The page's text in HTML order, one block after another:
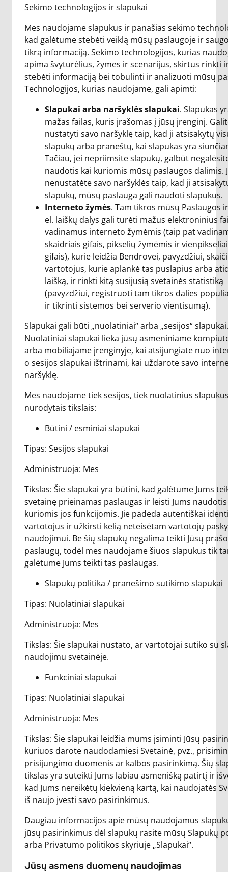
Sekimo technologijos ir slapukai
Mes naudojame slapukus ir panašias sekimo
kad galėtume stebėti veiklą mūsų paslaugoje ir
tikrą informaciją. Sekimo technologijos, kurias
apima švyturėlius, žymes ir scenarijus, skirtus rinkti
stebėti informaciją bei tobulinti ir analizuoti mūsų
Technologijos, kurias naudojame, gali apimti:
Slapukai arba naršyklės slapukai. Slapukas
mažas failas, kuris įrašomas į jūsų įrenginį.
nustatyti savo naršyklę taip, kad ji atsisakytų
slapukų arba praneštų, kai slapukas yra
Tačiau, jei nepriimsite slapukų, galbūt
naudotis kai kuriomis mūsų paslaugos dalimis.
nenustatėte savo naršyklės taip, kad ji
slapukų, mūsų paslauga gali naudoti slapukus.
Interneto žymės. Tam tikros mūsų Paslaugos
el. laiškų dalys gali turėti mažus elektroninius
vadinamus interneto žymėmis (taip pat
skaidriais gifais, pikselių žymėmis ir
gifais), kurie leidžia Bendrovei, pavyzdžiui,
vartotojus, kurie aplankė tas puslapius arba
laišką, ir rinkti kitą susijusią svetainės statistiką
(pavyzdžiui, registruoti tam tikros dalies
ir tikrinti sistemos bei serverio vientisumą).
Slapukai gali būti „nuolatiniai“ arba „sesijos“ slapukai.
Nuolatiniai slapukai lieka jūsų asmeniniame
arba mobiliajame įrenginyje, kai atsijungiate nuo
o sesijos slapukai ištrinami, kai uždarote savo
naršyklę.
Mes naudojame tiek sesijos, tiek nuolatinius
nurodytais tikslais:
Būtini / esminiai slapukai
Tipas: Sesijos slapukai
Administruoja: Mes
Tikslas: Šie slapukai yra būtini, kad galėtume Jums
svetainę prieinamas paslaugas ir leisti Jums
kuriomis jos funkcijomis. Jie padeda autentiškai
vartotojus ir užkirsti kelią neteisėtam vartotojų
naudojimui. Be šių slapukų negalima teikti Jūsų
paslaugų, todėl mes naudojame šiuos slapukus tik
galėtume Jums teikti tas paslaugas.
Slapukų politika / pranešimo sutikimo slapukai
Tipas: Nuolatiniai slapukai
Administruoja: Mes
Tikslas: Šie slapukai nustato, ar vartotojai sutiko su
naudojimu svetainėje.
Funkciniai slapukai
Tipas: Nuolatiniai slapukai
Administruoja: Mes
Tikslas: Šie slapukai leidžia mums įsiminti Jūsų
kuriuos darote naudodamiesi Svetainė, pvz.,
prisijungimo duomenis ar kalbos pasirinkimą. Šių
tikslas yra suteikti Jums labiau asmenišką patirtį ir
kad Jums nereikėtų kiekvieną kartą, kai naudojatės
iš naujo įvesti savo pasirinkimus.
Daugiau informacijos apie mūsų naudojamus
jūsų pasirinkimus dėl slapukų rasite mūsų Slapukų
arba Privatumo politikos skyriuje „Slapukai“.
Jūsų asmens duomenų naudojimas